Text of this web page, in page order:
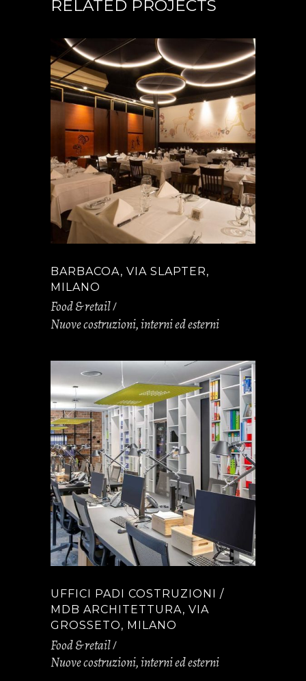
RELATED PROJECTS
BARBACOA, VIA SLAPTER,
MILANO
Food & retail
Nuove costruzioni, interni ed esterni
UFFICI PADI COSTRUZIONI /
MDB ARCHITETTURA, VIA
GROSSETO, MILANO
Food & retail
Nuove costruzioni, interni ed esterni